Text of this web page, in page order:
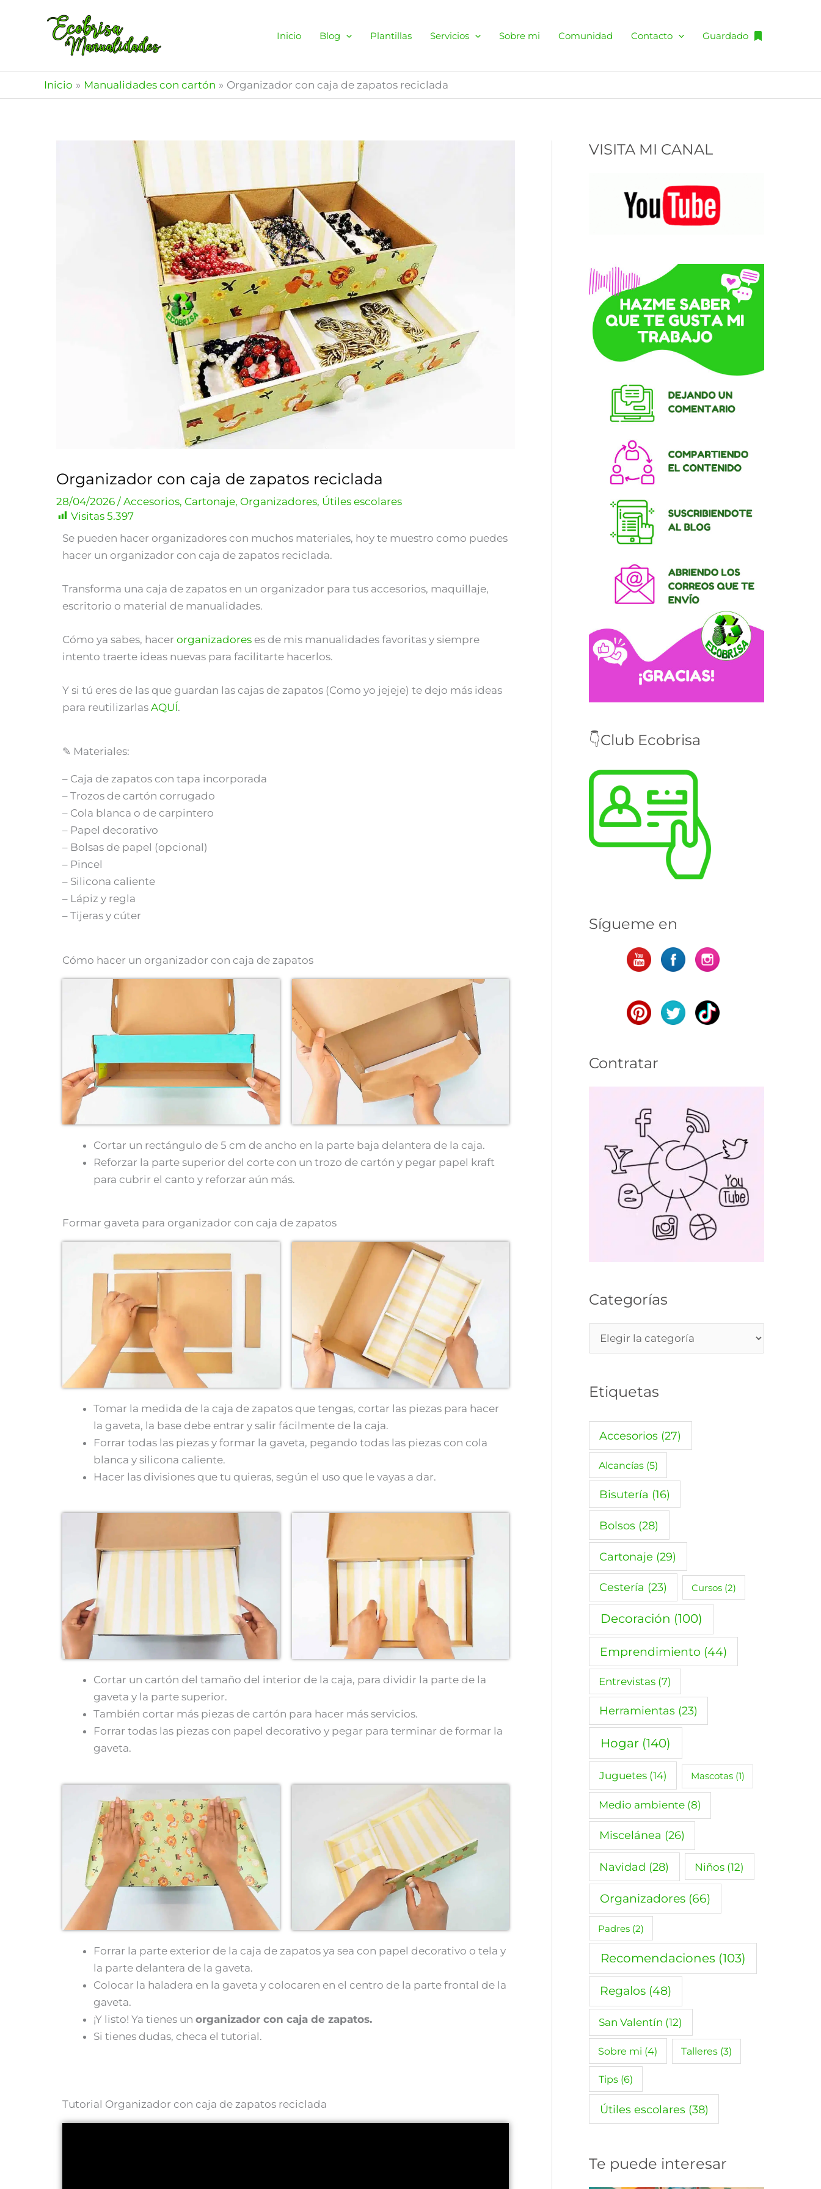
Inicio Blog Plantillas Servicios Sobre mi Comunidad Contacto Guardado
Inicio Manualidades con cartón Organizador con caja de zapatos reciclada
Organizador con caja de zapatos reciclada
28/04/2026 / Accesorios, Cartonaje, Organizadores, Útiles escolares
Visitas 5.397
Se pueden hacer organizadores con muchos materiales, hoy te muestro como puedes
hacer un organizador con caja de zapatos reciclada.
Transforma una caja de zapatos en un organizador para tus accesorios, maquillaje,
escritorio o material de manualidades.
Cómo ya sabes, hacer organizadores es de mis manualidades favoritas y siempre
intento traerte ideas nuevas para facilitarte hacerlos.
Y si tú eres de las que guardan las cajas de zapatos (Como yo jejeje) te dejo más ideas
para reutilizarlas AQUÍ.
✎ Materiales:
– Caja de zapatos con tapa incorporada
– Trozos de cartón corrugado
– Cola blanca o de carpintero
– Papel decorativo
– Bolsas de papel (opcional)
– Pincel
– Silicona caliente
– Lápiz y regla
– Tijeras y cúter
Cómo hacer un organizador con caja de zapatos
Cortar un rectángulo de 5 cm de ancho en la parte baja delantera de la caja.
Reforzar la parte superior del corte con un trozo de cartón y pegar papel kraft
para cubrir el canto y reforzar aún más.
Formar gaveta para organizador con caja de zapatos
Tomar la medida de la caja de zapatos que tengas, cortar las piezas para hacer
la gaveta, la base debe entrar y salir fácilmente de la caja.
Forrar todas las piezas y formar la gaveta, pegando todas las piezas con cola
blanca y silicona caliente.
Hacer las divisiones que tu quieras, según el uso que le vayas a dar.
Cortar un cartón del tamaño del interior de la caja, para dividir la parte de la
gaveta y la parte superior.
También cortar más piezas de cartón para hacer más servicios.
Forrar todas las piezas con papel decorativo y pegar para terminar de formar la
gaveta.
Forrar la parte exterior de la caja de zapatos ya sea con papel decorativo o tela y
la parte delantera de la gaveta.
Colocar la haladera en la gaveta y colocaren en el centro de la parte frontal de la
gaveta.
¡Y listo! Ya tienes un organizador con caja de zapatos.
Si tienes dudas, checa el tutorial.
Tutorial Organizador con caja de zapatos reciclada
VISITA MI CANAL
👇Club Ecobrisa
Sígueme en
Contratar
Categorías
a
e
Etiquetas
Accesorios (27)
Alcancías(5)
Bisutería (16)
Bolsos (28)
Cartonaje (29)
Cestería (23) Cursos (2)
Decoración (100)
Emprendimiento (44)
Entrevistas(7)
Herramientas (23)
Hogar (140)
Juguetes(14) Mascotas(1)
Medio ambiente (8)
Miscelánea (26)
Navidad (28) Niños (12)
Organizadores (66)
Padres(2)
Recomendaciones (103)
Regalos(48)
San Valentín (12)
Sobre mi (4) Talleres (3)
Tips(6)
Útiles escolares(38)
Te puede interesar